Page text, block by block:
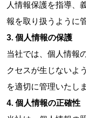
人情報保護を指導、
報を取り扱うように
3. 個人情報の保護
当社では、個人情報
クセスが生じないよ
を適切に管理いたし
4. 個人情報の正確性